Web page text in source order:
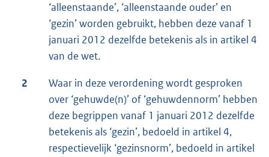
‘alleenstaande’, ‘alleenstaande ouder’ en
‘gezin’ worden gebruikt, hebben deze vanaf 1
januari 2012 dezelfde betekenis als in artikel 4
van de wet.
2
Waar in deze verordening wordt gesproken
over ‘gehuwde(n)’ of ‘gehuwdennorm’ hebben
deze begrippen vanaf 1 januari 2012 dezelfde
betekenis als ‘gezin’, bedoeld in artikel 4,
respectievelijk ‘gezinsnorm’, bedoeld in artikel